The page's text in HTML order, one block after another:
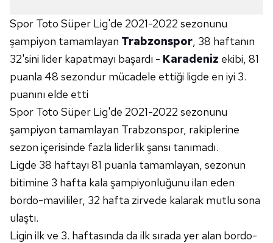
Spor Toto Süper Lig'de 2021-2022 sezonunu
şampiyon tamamlayan Trabzonspor, 38 haftanın
32'sini lider kapatmayı başardı - Karadeniz ekibi, 81
puanla 48 sezondur mücadele ettiği ligde en iyi 3.
puanını elde etti
Spor Toto Süper Lig'de 2021-2022 sezonunu
şampiyon tamamlayan Trabzonspor, rakiplerine
sezon içerisinde fazla liderlik şansı tanımadı.
Ligde 38 haftayı 81 puanla tamamlayan, sezonun
bitimine 3 hafta kala şampiyonluğunu ilan eden
bordo-mavililer, 32 hafta zirvede kalarak mutlu sona
ulaştı.
Ligin ilk ve 3. haftasında da ilk sırada yer alan bordo-